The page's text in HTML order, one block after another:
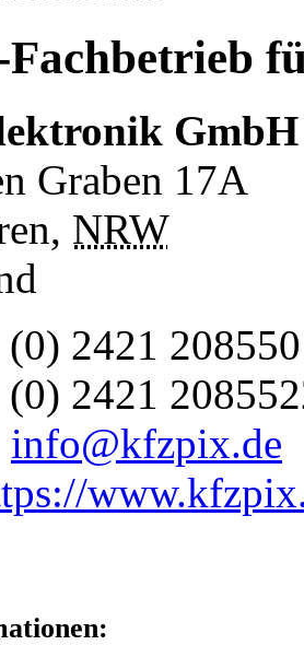
GmbH
Graben 17A
, NRW
(0) 2421 208550
(0) 2421
info@kfzpix.de